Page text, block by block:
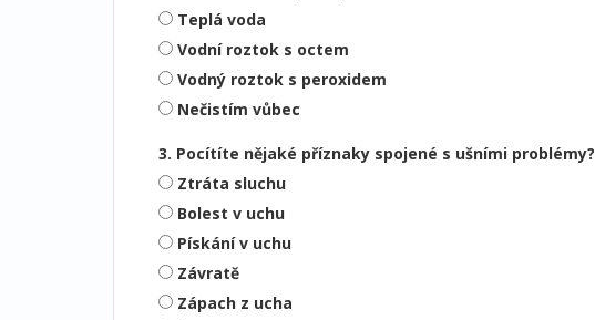
Teplá voda
Vodní roztok s octem
Vodný roztok s peroxidem
Nečistím vůbec
3. Pocítíte nějaké příznaky spojené s ušními problémy?
Ztráta sluchu
Bolest v uchu
Pískání v uchu
Závratě
Zápach z ucha